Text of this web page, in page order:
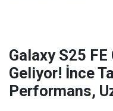
Galaxy S25
Geliyor! İnce
Performans,